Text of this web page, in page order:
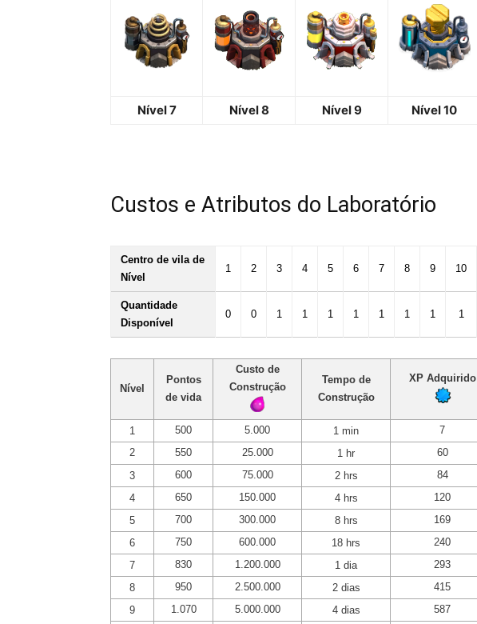
Nível 7 Nível 8 Nível 9 Nível 10
Custos e Atributos do Laboratório
Centro de vila de
Nível
1 2 3 4 5 6 7 8 9 10
Quantidade
Disponível
0 0 1 1 1 1 1 1 1 1
Nível
Pontos
de vida
Custo de
Construção
Tempo de
Construção
XP Adquirido
1 500 5.000 1 min 7
2
550 25.000 1 hr 60
3
600 75.000 2 hrs 84
4
650 150.000 4 hrs 120
5
700 300.000 8 hrs 169
6
750 600.000 18 hrs 240
7
830 1.200.000 1 dia 293
8
950 2.500.000 2 dias 415
9
1.070 5.000.000 4 dias 587